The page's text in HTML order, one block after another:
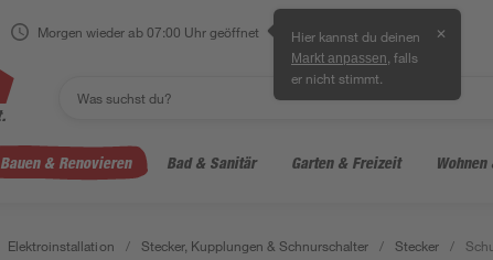
Morgen wieder ab 07:00 Uhr geöffnet Hier kannst du deinen
Markt anpassen , falls
er nicht stimmt.
✕
Bauen & Renovieren Bad & Sanitär Garten & Freizeit
Elektroinstallation / Stecker, Kupplungen & Schnurschalter / Stecker /